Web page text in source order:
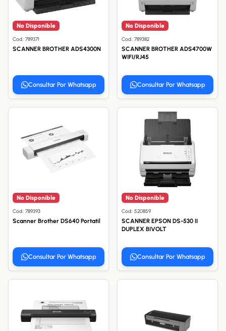
No Disponible
Cod.: 789371
SCANNER BROTHER ADS4300N
Consultar Por Whatsapp
No Disponible
Cod.: 789382
SCANNER BROTHER ADS4700W
WIFI/RJ45
Consultar Por Whatsapp
No Disponible
Cod.: 789393
Scanner Brother DS640 Portatil
Consultar Por Whatsapp
No Disponible
Cod.: 520859
SCANNER EPSON DS-530 II
DUPLEX BIVOLT
Consultar Por Whatsapp